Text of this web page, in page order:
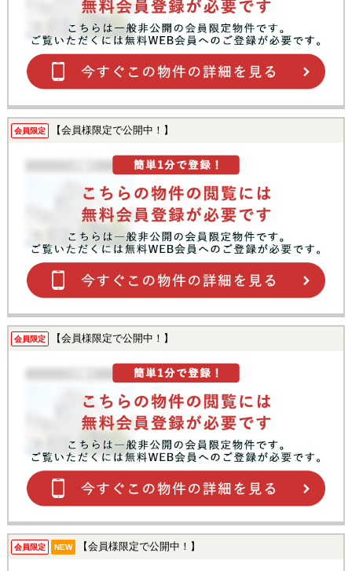
会員限定 【会員様限定で公開中！】
会員限定 【会員様限定で公開中！】
会員限定 NEW 【会員様限定で公開中！】